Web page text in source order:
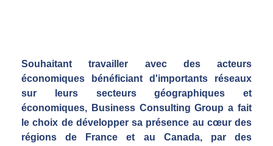
Souhaitant travailler avec des acteurs
économiques bénéficiant d'importants réseaux
sur leurs secteurs géographiques et
économiques, Business Consulting Group a fait
le choix de développer sa présence au cœur des
régions de France et au Canada, par des